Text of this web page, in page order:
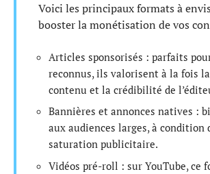
Voici les principaux formats à
booster la monétisation de vos
Articles sponsorisés : parfaits
reconnus, ils valorisent à la fois
contenu et la crédibilité de
Bannières et annonces natives :
aux audiences larges, à condition
saturation publicitaire.
Vidéos pré-roll : sur YouTube, ce